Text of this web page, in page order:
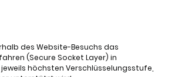
des Website-Besuchs das
(Secure Socket Layer) in
höchsten Verschlüsselungsstufe,